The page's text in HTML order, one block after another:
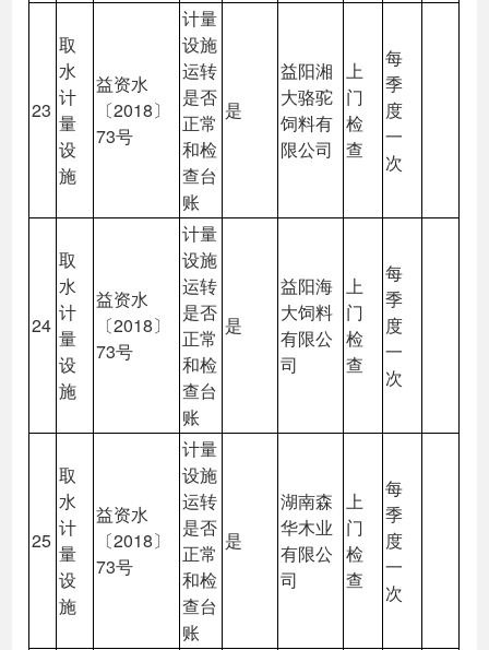
23
取
水
计
量
设
施
益资水
〔2018〕
73号
计量
设施
运转
是否
正常
和检
查台
账
是
益阳湘
大骆驼
饲料有
限公司
上
门
检
查
每
季
度
一
次
24
取
水
计
量
设
施
益资水
〔2018〕
73号
计量
设施
运转
是否
正常
和检
查台
账
是
益阳海
大饲料
有限公
司
上
门
检
查
每
季
度
一
次
25
取
水
计
量
设
施
益资水
〔2018〕
73号
计量
设施
运转
是否
正常
和检
查台
账
是
湖南森
华木业
有限公
司
上
门
检
查
每
季
度
一
次